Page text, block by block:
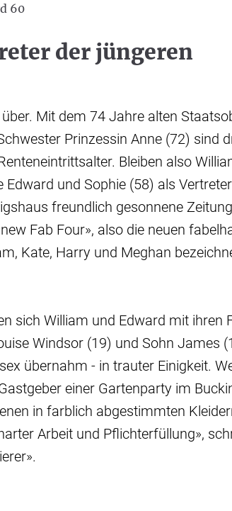
60
der jüngeren
Mit dem 74 Jahre alten
Prinzessin Anne (72) sind
Bleiben also
und Sophie (58) als
freundlich gesonnene
Fab Four», also die neuen
Kate, Harry und Meghan
sich William und Edward mit ihren
Windsor (19) und Sohn James
übernahm - in trauter Einigkeit.
einer Gartenparty im
in farblich abgestimmten
Arbeit und Pflichterfüllung»,